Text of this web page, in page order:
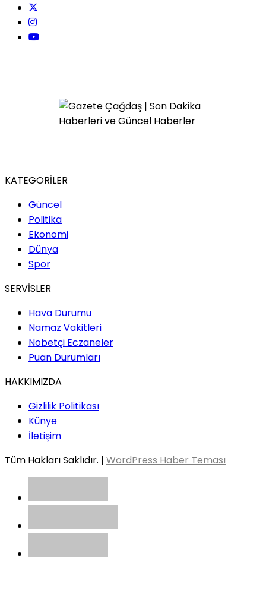
KATEGORİLER
Güncel
Politika
Ekonomi
Dünya
Spor
SERVİSLER
Hava Durumu
Namaz Vakitleri
Nöbetçi Eczaneler
Puan Durumları
HAKKIMIZDA
Gizlilik Politikası
Künye
İletişim
Tüm Hakları Saklıdır. | WordPress Haber Teması